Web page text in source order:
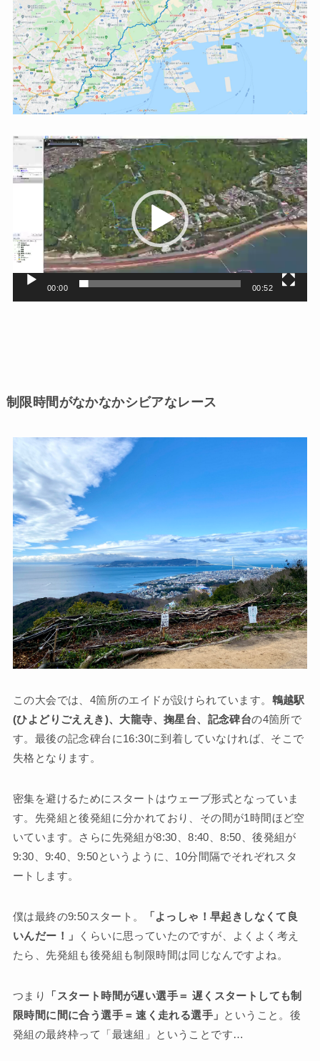
動
画
プ
ヤ
ー
00:00 00:52
制限時間がなかなかシビアなレース
この大会では、4箇所のエイドが設けられています。 鵯越駅
(ひよどりごええき)、大龍寺、掬星台、記念碑台の4箇所で
す。最後の記念碑台に16:30に到着していなければ、そこで
失格となります。
密集を避けるためにスタートはウェーブ形式となっていま
す。先発組と後発組に分かれており、その間が1時間ほど空
いています。さらに先発組が8:30、8:40、8:50、後発組が
9:30、9:40、9:50というように、10分間隔でそれぞれスタ
ートします。
僕は最終の9:50スタート。
「よっしゃ！早起きしなくて良
いんだー！」
くらいに思っていたのですが、よくよく考え
たら、先発組も後発組も制限時間は同じなんですよね。
つまり
「スタート時間が遅い選手＝ 遅くスタートしても制
限時間に間に合う選手 = 速く走れる選手」 ということ。後
発組の最終枠って「最速組」ということです…